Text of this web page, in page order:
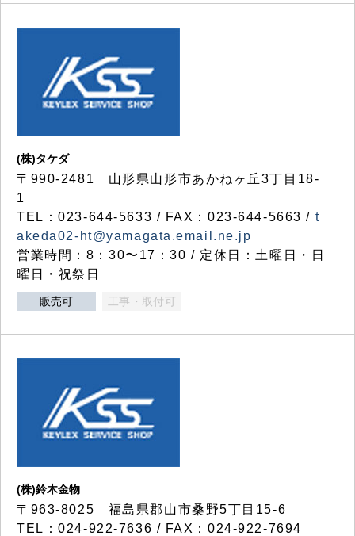
(株)タケダ
〒990-2481 山形県山形市あかねヶ丘3丁目18-
1
TEL：023-644-5633 / FAX：023-644-5663 / t
akeda02-ht@yamagata.email.ne.jp
営業時間：8：30〜17：30 / 定休日：土曜日・日
曜日・祝祭日
販売可 工事・取付可
(株)鈴木金物
〒963-8025 福島県郡山市桑野5丁目15-6
TEL：024-922-7636 / FAX：024-922-7694